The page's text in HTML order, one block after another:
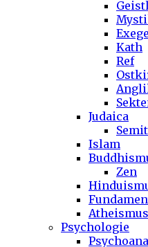
Kath
Ref
Judaica
Islam
Zen
Atheismus
Psychologie